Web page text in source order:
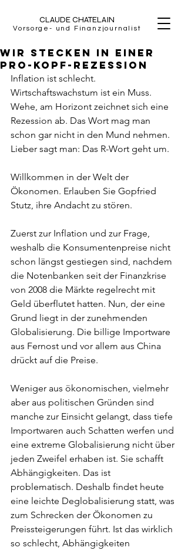
CLAUDE CHATELAIN
Vorsorge- und Finanzjournalist
Wir stecken in einer
Pro-Kopf-Rezession
Inflation ist schlecht.
Wirtschaftswachstum ist ein Muss.
Wehe, am Horizont zeichnet sich eine
Rezession ab. Das Wort mag man
schon gar nicht in den Mund nehmen.
Lieber sagt man: Das R-Wort geht um.
Willkommen in der Welt der
Ökonomen. Erlauben Sie Gopfried
Stutz, ihre Andacht zu stören.
Zuerst zur Inflation und zur Frage,
weshalb die Konsumentenpreise nicht
schon längst gestiegen sind, nachdem
die Notenbanken seit der Finanzkrise
von 2008 die Märkte regelrecht mit
Geld überflutet hatten. Nun, der eine
Grund liegt in der zunehmenden
Globalisierung. Die billige Importware
aus Fernost und vor allem aus China
drückt auf die Preise.
Weniger aus ökonomischen, vielmehr
aber aus politischen Gründen sind
manche zur Einsicht gelangt, dass tiefe
Importwaren auch Schatten werfen und
eine extreme Globalisierung nicht über
jeden Zweifel erhaben ist. Sie schafft
Abhängigkeiten. Das ist
problematisch. Deshalb findet heute
eine leichte Deglobalisierung statt, was
zum Schrecken der Ökonomen zu
Preissteigerungen führt. Ist das wirklich
so schlecht, Abhängigkeiten